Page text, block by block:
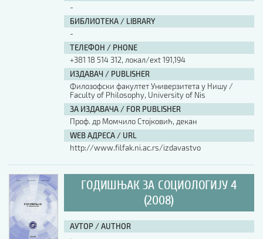
-
БИБЛИОТЕКА / LIBRARY
-
ТЕЛЕФОН / PHONE
+381 18 514 312, локал/ext 191,194
ИЗДАВАЧ / PUBLISHER
Филозофски факултет Универзитета у Нишу /
Faculty of Philosophy, University of Nis
ЗА ИЗДАВАЧА / FOR PUBLISHER
Проф. др Момчило Стојковић, декан
WEB АДРЕСА / URL
http://www.filfak.ni.ac.rs/izdavastvo
ГОДИШЊАК ЗА СОЦИОЛОГИЈУ 4
(2008)
АУТОР / AUTHOR